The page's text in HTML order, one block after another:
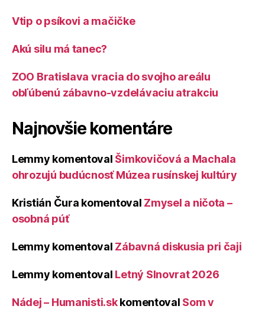
Vtip o psíkovi a mačičke
Akú silu má tanec?
ZOO Bratislava vracia do svojho areálu
obľúbenú zábavno-vzdelávaciu atrakciu
Najnovšie komentáre
Lemmy komentoval Šimkovičová a Machala
ohrozujú budúcnosť Múzea rusínskej kultúry
Kristián Čura komentoval Zmysel a ničota –
osobná púť
Lemmy komentoval Zábavná diskusia pri čaji
Lemmy komentoval Letný Slnovrat 2026
Nádej – Humanisti.skkomentoval Som v